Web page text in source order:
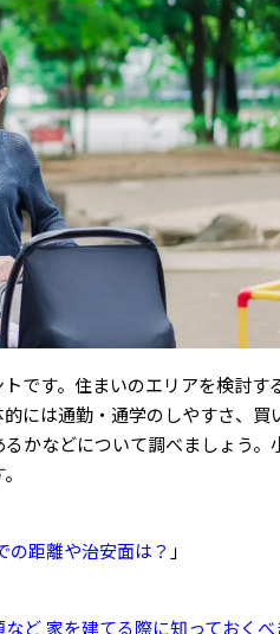
です。住まいのエリアを検討す
には通勤・通学のしやすさ、買
かなどについて調べましょう。
の距離や治安面は？ 」
ど 家を建てる際に知っておくべ